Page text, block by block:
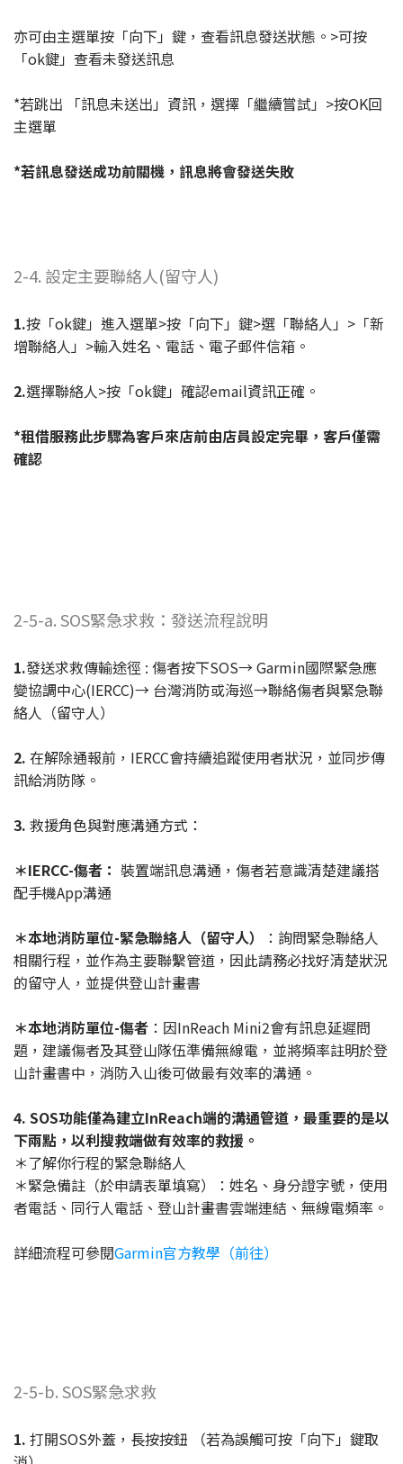
亦可由主選單按「向下」鍵，查看訊息發送狀態。>可按
「ok鍵」查看未發送訊息
*若跳出 「訊息未送出」資訊，選擇「繼續嘗試」>按OK回
主選單
*若訊息發送成功前關機，訊息將會發送失敗
2-4. 設定主要聯絡人(留守人)
1.按「ok鍵」進入選單>按「向下」鍵>選「聯絡人」>「新
增聯絡人」>輸入姓名、電話、電子郵件信箱。
2.選擇聯絡人>按「ok鍵」確認email資訊正確。
*租借服務此步驟為客戶來店前由店員設定完畢，客戶僅需
確認
2-5-a. SOS緊急求救：發送流程說明
1.發送求救傳輸途徑 : 傷者按下SOS→ Garmin國際緊急應
變協調中心(IERCC)→ 台灣消防或海巡→聯絡傷者與緊急聯
絡人（留守人）
2. 在解除通報前，IERCC會持續追蹤使用者狀況，並同步傳
訊給消防隊。
3. 救援角色與對應溝通方式：
＊IERCC-傷者： 裝置端訊息溝通，傷者若意識清楚建議搭
配手機App溝通
＊本地消防單位-緊急聯絡人（留守人）
：詢問緊急聯絡人
相關行程，並作為主要聯繫管道，因此請務必找好清楚狀況
的留守人，並提供登山計畫書
＊本地消防單位-傷者 ：因InReach Mini2會有訊息延遲問
題，建議傷者及其登山隊伍準備無線電，並將頻率註明於登
山計畫書中，消防入山後可做最有效率的溝通。
4. SOS功能僅為建立InReach端的溝通管道，最重要的是以
下兩點，以利搜救端做有效率的救援。
＊了解你行程的緊急聯絡人
＊緊急備註（於申請表單填寫）：姓名、身分證字號，使用
者電話、同行人電話、登山計畫書雲端連結、無線電頻率。
詳細流程可參閱Garmin官方教學（前往）
2-5-b. SOS緊急求救
1. 打開SOS外蓋，長按按鈕 （若為誤觸可按「向下」鍵取